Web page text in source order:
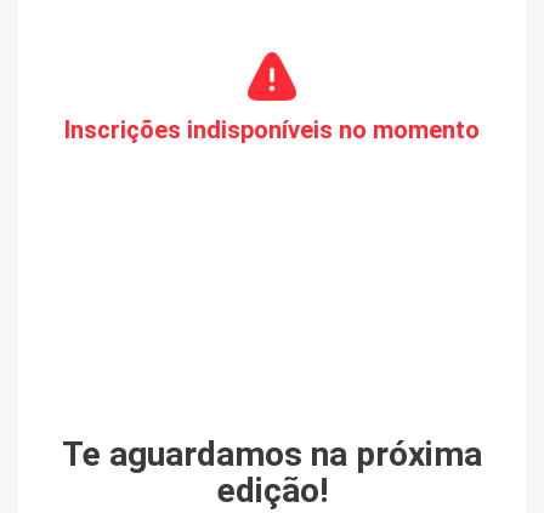
Inscrições indisponíveis no momento
Te aguardamos na próxima
edição!